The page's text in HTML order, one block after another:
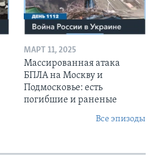
МАРТ 11, 2025
Массированная атака
БПЛА на Москву и
Подмосковье: есть
погибшие и раненые
Все эпизоды